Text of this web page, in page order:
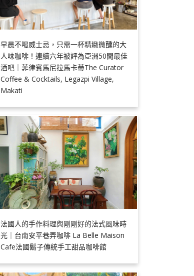
早晨不喝威士忌，只需一杯精緻微醺的大
人味咖啡！連續六年被評為亞洲50間最佳
酒吧｜菲律賓馬尼拉馬卡蒂The Curator
Coffee & Cocktails, Legazpi Village,
Makati
法國人的手作料理與剛剛好的法式風味時
光｜台南安平巷弄咖啡 La Belle Maison
Cafe法國鬍子傳統手工甜品咖啡館